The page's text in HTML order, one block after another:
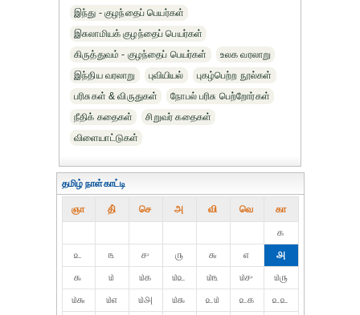
இந்து - குழந்தைப் பெயர்கள்
இசுலாமியக் குழந்தைப் பெயர்கள்
கிருத்துவம் - குழந்தைப் பெயர்கள்
உலக வரலாறு
இந்திய வரலாறு
புவியியல்
புகழ்பெற்ற நூல்கள்
பரிசுகள் & விருதுகள்
நோபல் பரிசு‎ பெற்றோர்‎கள்
நீதிக் கதைகள்
சிறுவர் கதைகள்
விளையாட்டுகள்
தமிழ் நாள்காட்டி
ஞா தி் செ அ வி வெ கா
௧
௨
௩ ௪ ௫ ௬ ௭
௮
௯
௰ ௰௧ ௰௨ ௰௩ ௰௪
௰௫
௰௬
௰௭ ௰௮ ௰௯ ௨௰ ௨௧
௨௨